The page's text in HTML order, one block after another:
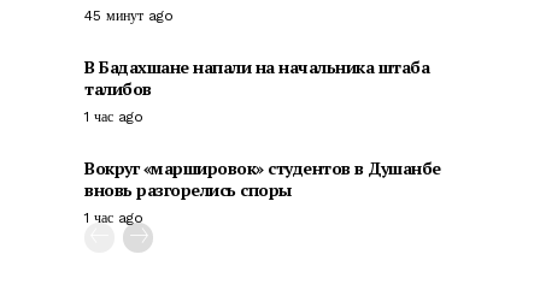
45 минут ago
В Бадахшане напали на начальника штаба
талибов
1 час ago
Вокруг «маршировок» студентов в Душанбе
вновь разгорелись споры
1 час ago